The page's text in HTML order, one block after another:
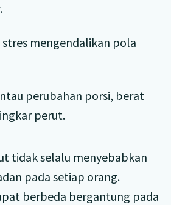
mengendalikan pola
perubahan porsi, berat
perut.
tidak selalu menyebabkan
pada setiap orang.
berbeda bergantung pada